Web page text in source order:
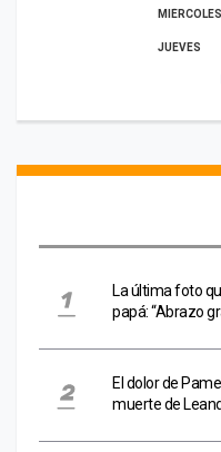
La última foto
papá: “Abrazo
El dolor de
muerte de